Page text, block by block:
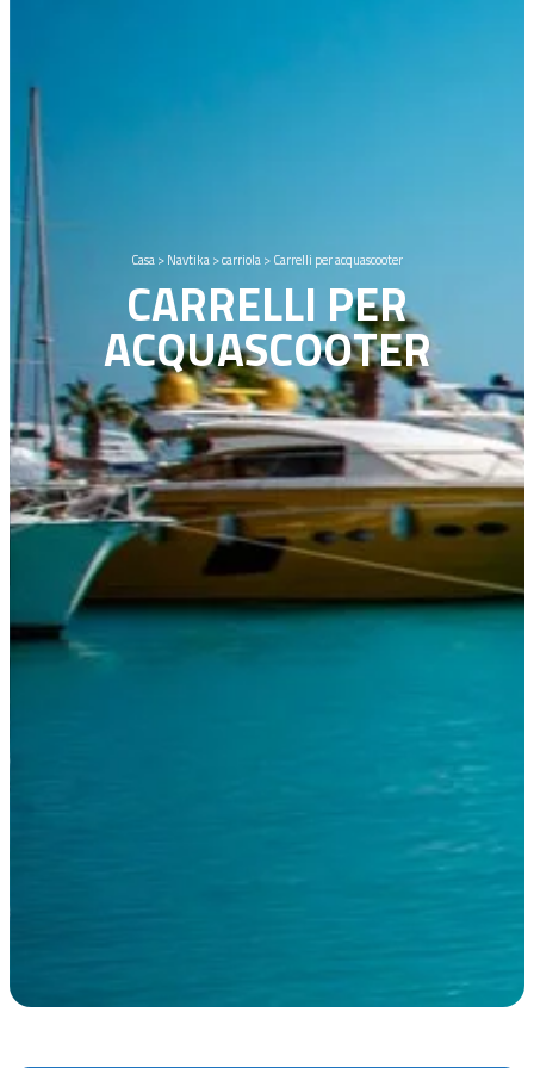
Casa>Navtika>carriola>Carrelli per acquascooter
CARRELLI PER
ACQUASCOOTER